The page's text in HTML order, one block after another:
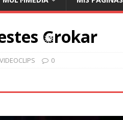
Grokar
VIDEOCLIPS 0